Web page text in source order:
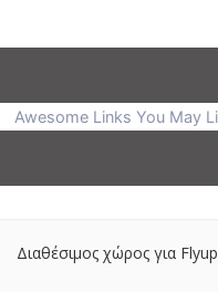
Διαθέσιμος χώρος για